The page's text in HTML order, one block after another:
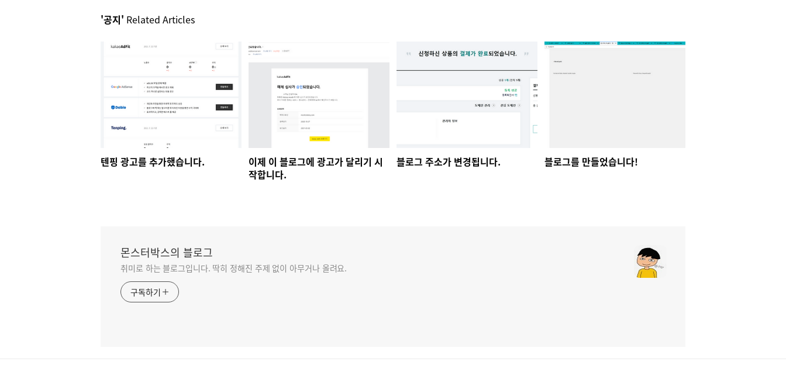
'공지' Related Articles
텐핑 광고를 추가했습니다.
이제 이 블로그에 광고가 달리기 시
작합니다.
블로그 주소가 변경됩니다. 블로그를 만들었습니다!
몬스터박스의 블로그
취미로 하는 블로그입니다. 딱히 정해진 주제 없이 아무거나 올려요.
구독하기